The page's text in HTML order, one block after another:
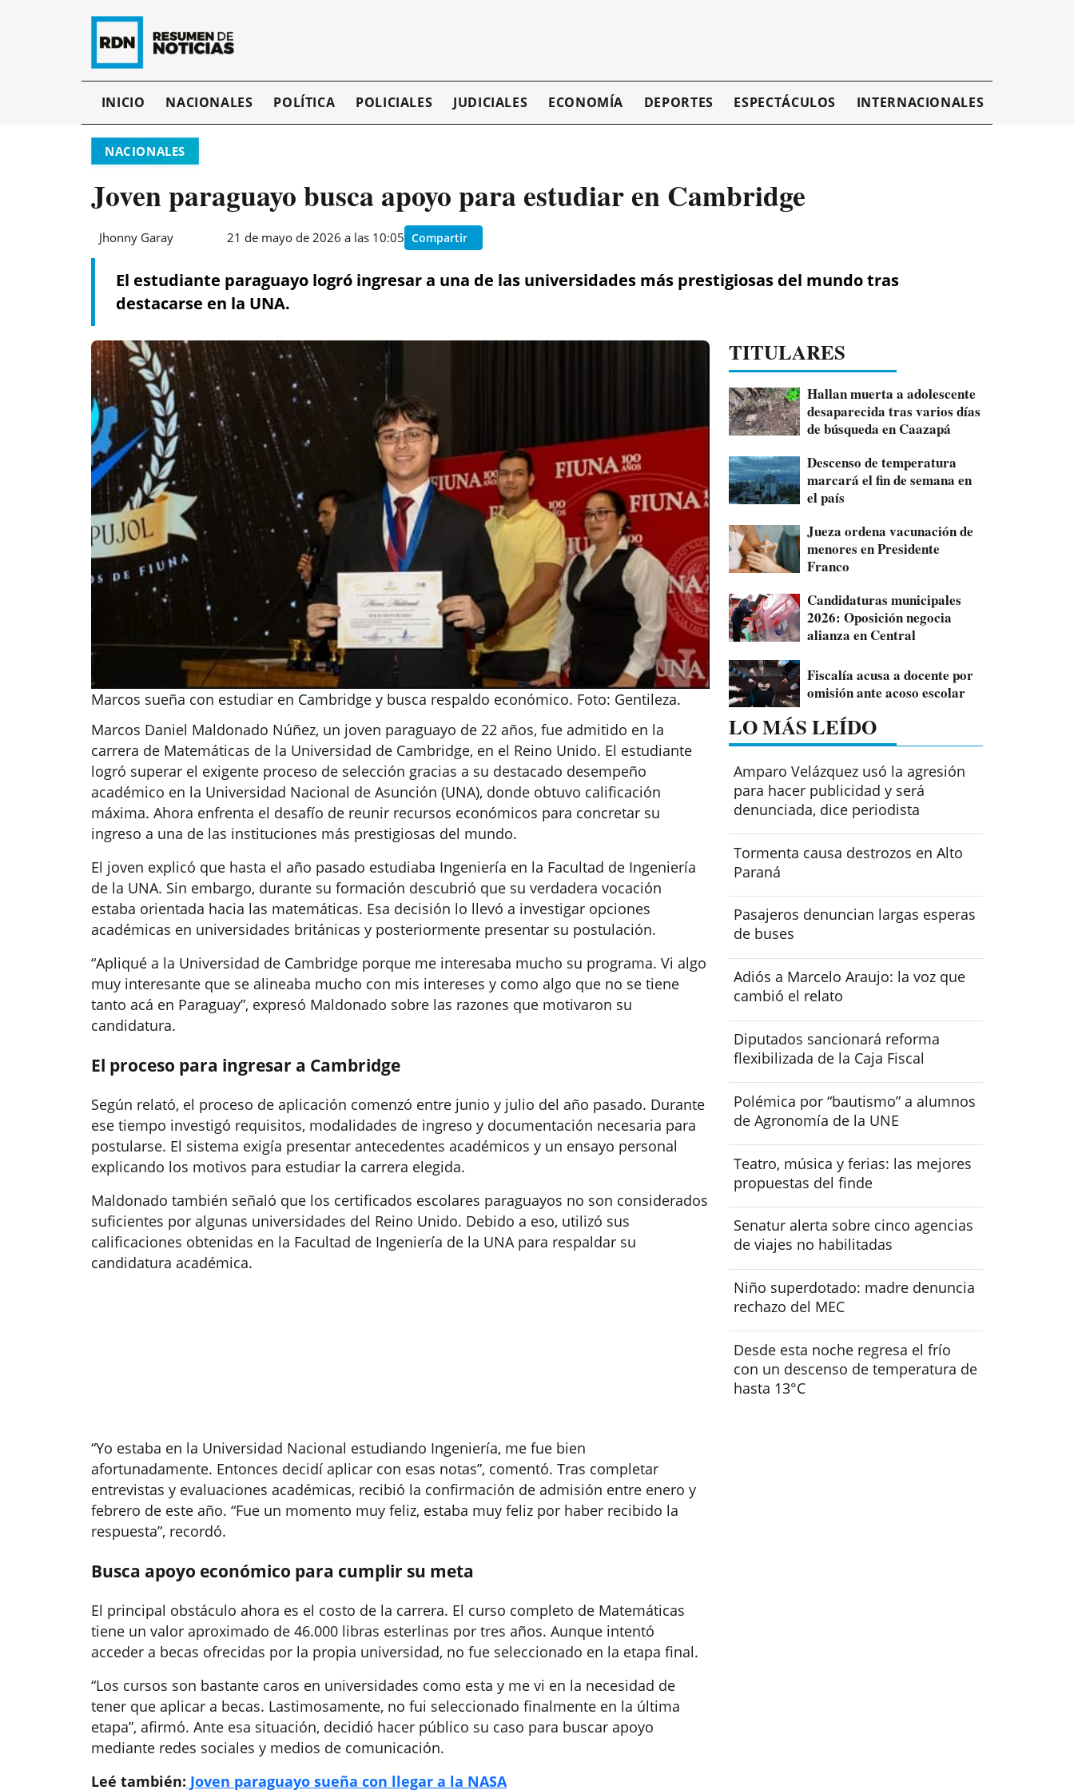
INICIO NACIONALES POLÍTICA POLICIALES JUDICIALES ECONOMÍA DEPORTES ESPECTÁCULOS INTERNACIONALES
NACIONALES
Joven paraguayo busca apoyo para estudiar en Cambridge
Jhonny Garay 21 de mayo de 2026 a las 10:05 Compartir
El estudiante paraguayo logró ingresar a una de las universidades más prestigiosas del mundo tras
destacarse en la UNA.
Marcos sueña con estudiar en Cambridge y busca respaldo económico. Foto: Gentileza.
Marcos Daniel Maldonado Núñez, un joven paraguayo de 22 años, fue admitido en la
carrera de Matemáticas de la Universidad de Cambridge, en el Reino Unido. El estudiante
logró superar el exigente proceso de selección gracias a su destacado desempeño
académico en la Universidad Nacional de Asunción (UNA), donde obtuvo calificación
máxima. Ahora enfrenta el desafío de reunir recursos económicos para concretar su
ingreso a una de las instituciones más prestigiosas del mundo.
El joven explicó que hasta el año pasado estudiaba Ingeniería en la Facultad de Ingeniería
de la UNA. Sin embargo, durante su formación descubrió que su verdadera vocación
estaba orientada hacia las matemáticas. Esa decisión lo llevó a investigar opciones
académicas en universidades británicas y posteriormente presentar su postulación.
“Apliqué a la Universidad de Cambridge porque me interesaba mucho su programa. Vi algo
muy interesante que se alineaba mucho con mis intereses y como algo que no se tiene
tanto acá en Paraguay”, expresó Maldonado sobre las razones que motivaron su
candidatura.
El proceso para ingresar a Cambridge
Según relató, el proceso de aplicación comenzó entre junio y julio del año pasado. Durante
ese tiempo investigó requisitos, modalidades de ingreso y documentación necesaria para
postularse. El sistema exigía presentar antecedentes académicos y un ensayo personal
explicando los motivos para estudiar la carrera elegida.
Maldonado también señaló que los certificados escolares paraguayos no son considerados
suficientes por algunas universidades del Reino Unido. Debido a eso, utilizó sus
calificaciones obtenidas en la Facultad de Ingeniería de la UNA para respaldar su
candidatura académica.
“Yo estaba en la Universidad Nacional estudiando Ingeniería, me fue bien
afortunadamente. Entonces decidí aplicar con esas notas”, comentó. Tras completar
entrevistas y evaluaciones académicas, recibió la confirmación de admisión entre enero y
febrero de este año. “Fue un momento muy feliz, estaba muy feliz por haber recibido la
respuesta”, recordó.
Busca apoyo económico para cumplir su meta
El principal obstáculo ahora es el costo de la carrera. El curso completo de Matemáticas
tiene un valor aproximado de 46.000 libras esterlinas por tres años. Aunque intentó
acceder a becas ofrecidas por la propia universidad, no fue seleccionado en la etapa final.
“Los cursos son bastante caros en universidades como esta y me vi en la necesidad de
tener que aplicar a becas. Lastimosamente, no fui seleccionado finalmente en la última
etapa”, afirmó. Ante esa situación, decidió hacer público su caso para buscar apoyo
mediante redes sociales y medios de comunicación.
Leé también: Joven paraguayo sueña con llegar a la NASA
TITULARES
Hallan muerta a adolescente
desaparecida tras varios días
de búsqueda en Caazapá
Descenso de temperatura
marcará el fin de semana en
el país
Jueza ordena vacunación de
menores en Presidente
Franco
Candidaturas municipales
2026: Oposición negocia
alianza en Central
Fiscalía acusa a docente por
omisión ante acoso escolar
LO MÁS LEÍDO
Amparo Velázquez usó la agresión
para hacer publicidad y será
denunciada, dice periodista
Tormenta causa destrozos en Alto
Paraná
Pasajeros denuncian largas esperas
de buses
Adiós a Marcelo Araujo: la voz que
cambió el relato
Diputados sancionará reforma
flexibilizada de la Caja Fiscal
Polémica por “bautismo” a alumnos
de Agronomía de la UNE
Teatro, música y ferias: las mejores
propuestas del finde
Senatur alerta sobre cinco agencias
de viajes no habilitadas
Niño superdotado: madre denuncia
rechazo del MEC
Desde esta noche regresa el frío
con un descenso de temperatura de
hasta 13°C